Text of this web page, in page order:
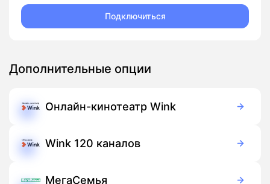
Подключиться
Дополнительные опции
Онлайн-кинотеатр Wink
Подписка
Wink 120 каналов
Подписка
МегаСемья